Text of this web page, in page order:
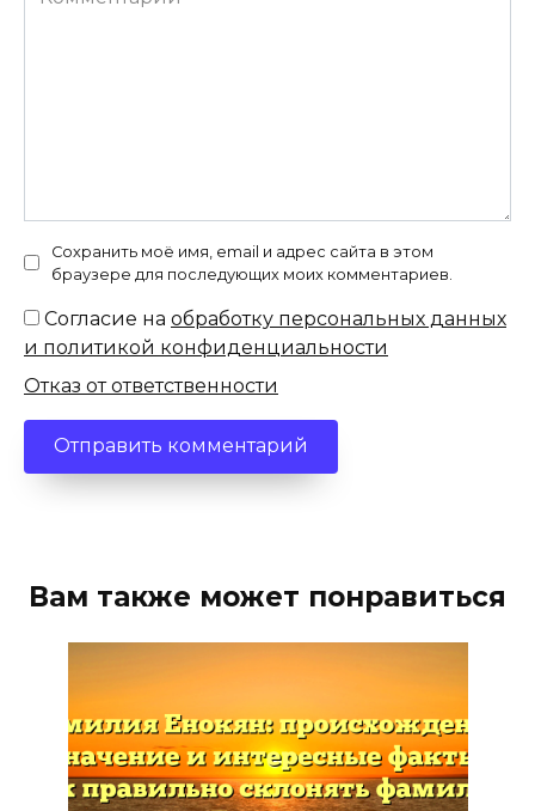
Сохранить моё имя, email и адрес сайта в этом
браузере для последующих моих комментариев.
Согласие на обработку персональных данных
и политикой конфиденциальности
Отказ от ответственности
Вам также может понравиться